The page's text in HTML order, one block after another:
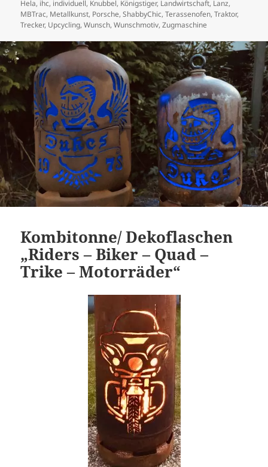
Hela, ihc, individuell, Knubbel, Königstiger, Landwirtschaft, Lanz,
MBTrac, Metallkunst, Porsche,ShabbyChic,Terassenofen,Traktor,
Trecker, Upcycling,Wunsch,Wunschmotiv,Zugmaschine
Kombitonne/ Dekoflaschen
„Riders – Biker – Quad –
Trike – Motorräder“